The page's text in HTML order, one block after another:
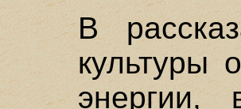
В
культуры
энергии,